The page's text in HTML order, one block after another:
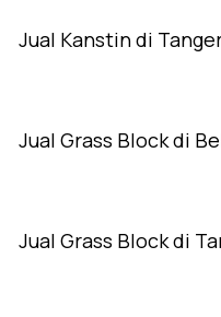
Jual Kanstin di
Jual Grass Block di
Jual Grass Block di